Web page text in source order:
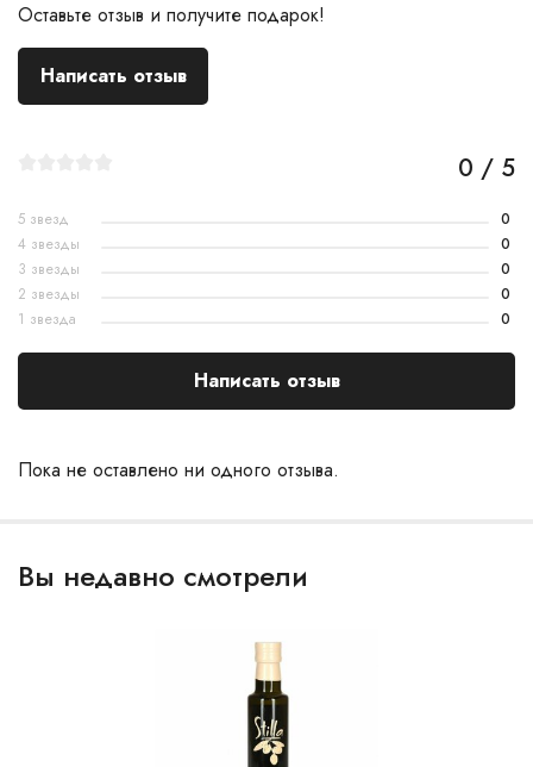
Оставьте отзыв и получите подарок!
Написать отзыв
Пока не оставлено ни одного отзыва.
0 / 5
5 звезд
0
4 звезды
0
3 звезды
0
2 звезды
0
1 звезда
0
Написать отзыв
Вы недавно смотрели